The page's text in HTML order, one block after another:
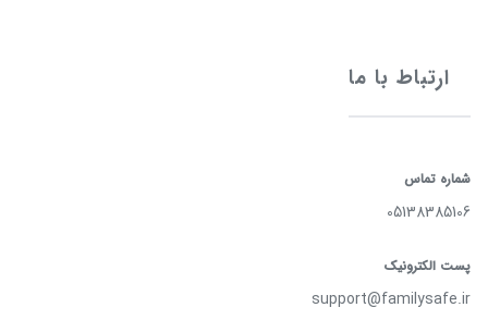
ارتباط با ما
شماره تماس
05138385106
پست الکترونیک
support@familysafe.ir